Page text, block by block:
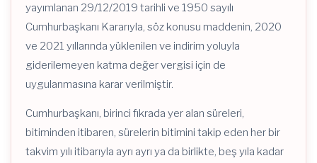
yayımlanan 29/12/2019 tarihli ve 1950 sayılı
Cumhurbaşkanı Kararıyla, söz konusu maddenin, 2020
ve 2021 yıllarında yüklenilen ve indirim yoluyla
giderilemeyen katma değer vergisi için de
uygulanmasına karar verilmiştir.
Cumhurbaşkanı, birinci fıkrada yer alan süreleri,
bitiminden itibaren, sürelerin bitimini takip eden her bir
takvim yılı itibarıyla ayrı ayrı ya da birlikte, beş yıla kadar